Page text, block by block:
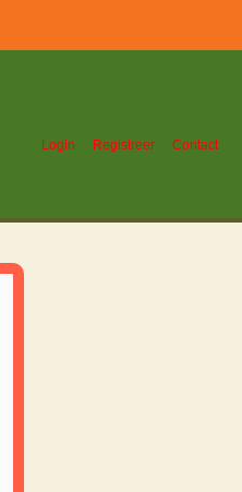
Login Registreer Contact